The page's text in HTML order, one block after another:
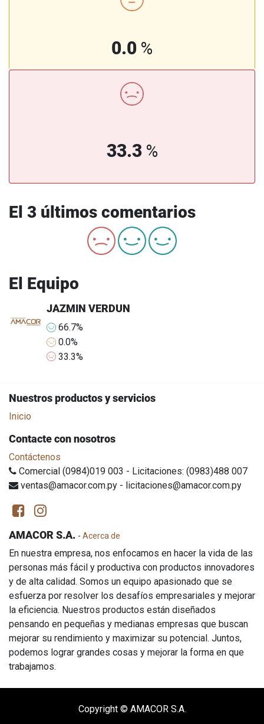
0.0 %
33.3 %
El 3 últimos comentarios
El Equipo
JAZMIN VERDUN
66.7%
0.0%
33.3%
Nuestros productos y servicios
Inicio
Contacte con nosotros
Contáctenos
Comercial (0984)019 003 - Licitaciones: (0983)488 007
ventas@amacor.com.py - licitaciones@amacor.com.py
AMACOR S.A. - Acerca de
En nuestra empresa, nos enfocamos en hacer la vida de las
personas más fácil y productiva con productos innovadores
y de alta calidad. Somos un equipo apasionado que se
esfuerza por resolver los desafíos empresariales y mejorar
la eficiencia. Nuestros productos están diseñados
pensando en pequeñas y medianas empresas que buscan
mejorar su rendimiento y maximizar su potencial. Juntos,
podemos lograr grandes cosas y mejorar la forma en que
trabajamos.
Copyright © AMACOR S.A.